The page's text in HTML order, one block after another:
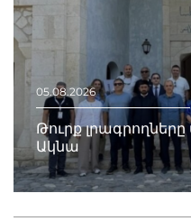
05.08.2026
Թուրք
Ակնա